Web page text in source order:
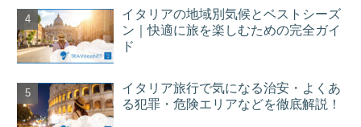
イタリアの地域別気候とベストシーズ
ン｜快適に旅を楽しむための完全ガイ
ド
イタリア旅行で気になる治安・よくあ
る犯罪・危険エリアなどを徹底解説！